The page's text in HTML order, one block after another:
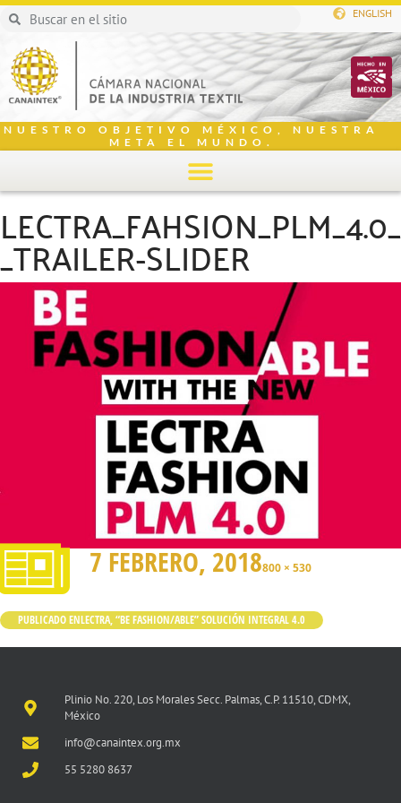
ENGLISH
NUESTRO OBJETIVO MÉXICO, NUESTRA
META EL MUNDO.
_TRAILER-SLIDER
7 FEBRERO, 2018800 × 530
PUBLICADO ENLECTRA, “BE FASHION/ABLE” SOLUCIÓN INTEGRAL 4.0
Plinio No. 220, Los Morales Secc. Palmas, C.P. 11510, CDMX,
México
info@canaintex.org.mx
55 5280 8637